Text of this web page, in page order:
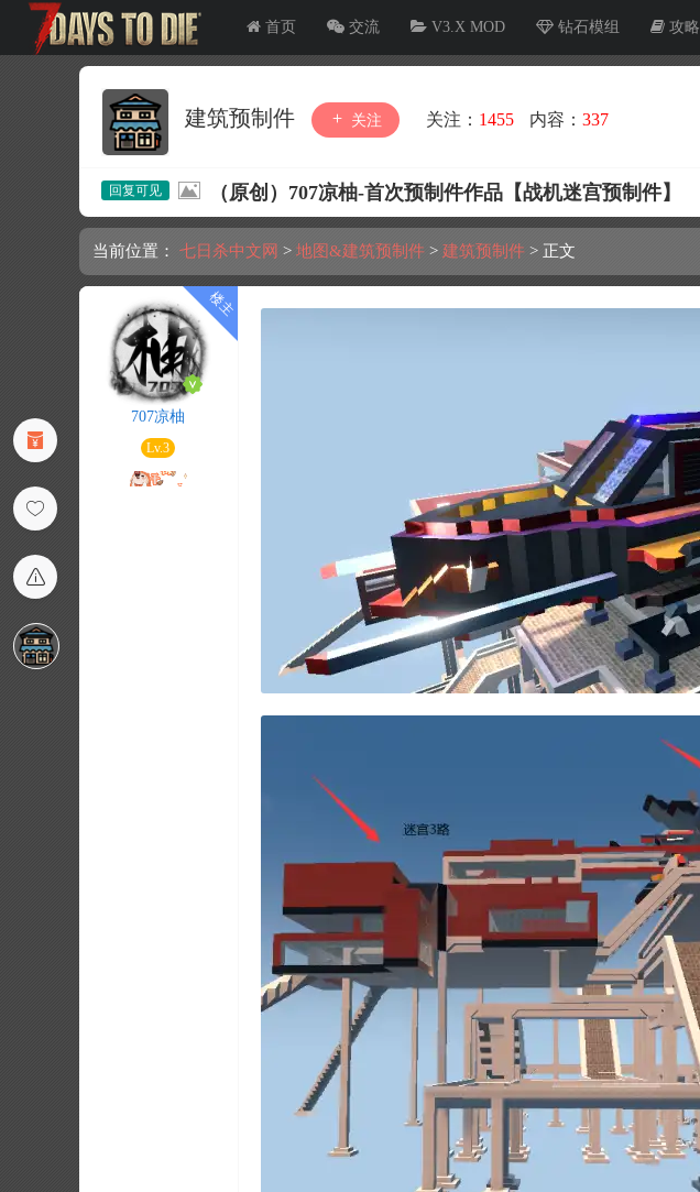
首页 交流 V3.X MOD 钻石模组 攻略
建筑预制件 关注 关注： 1455 内容： 337
（原创）707凉柚-首次预制件作品【战机迷宫预制件】
当前位置： 七日杀中文网 > 地图&建筑预制件 > 建筑预制件 > 正文
707凉柚
Lv.3